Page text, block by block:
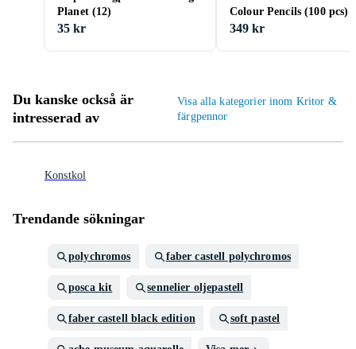
Planet (12)
35 kr
Colour Pencils (100 pcs)
349 kr
Du kanske också är
intresserad av
Visa alla kategorier inom Kritor &
färgpennor
Konstkol
Trendande sökningar
polychromos faber castell polychromos
posca kit sennelier oljepastell
faber castell black edition soft pastel